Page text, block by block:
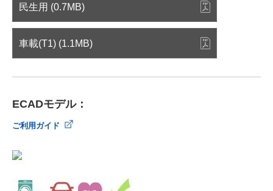
民生用 (0.7MB)
車載(T1) (1.1MB)
ECADモデル：
ご利用ガイド